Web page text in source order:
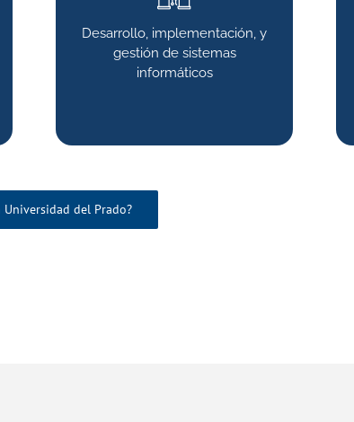
Desarrollo, implementación, y
gestión de sistemas
informáticos
Universidad del Prado?